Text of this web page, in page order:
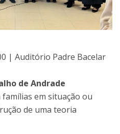
| Auditório Padre Bacelar
de Andrade
em situação ou
de uma teoria